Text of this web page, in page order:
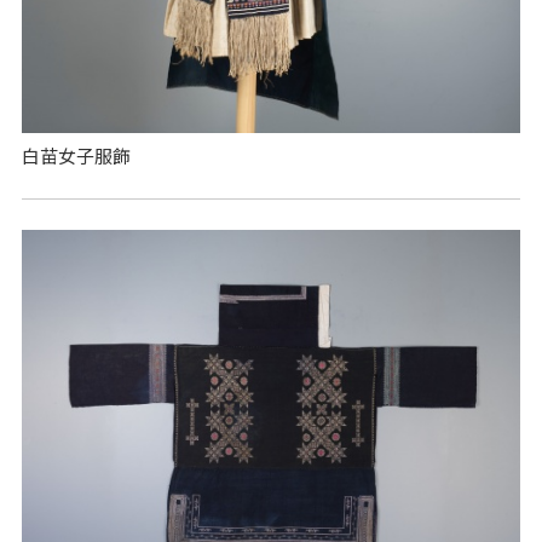
白苗女子服飾